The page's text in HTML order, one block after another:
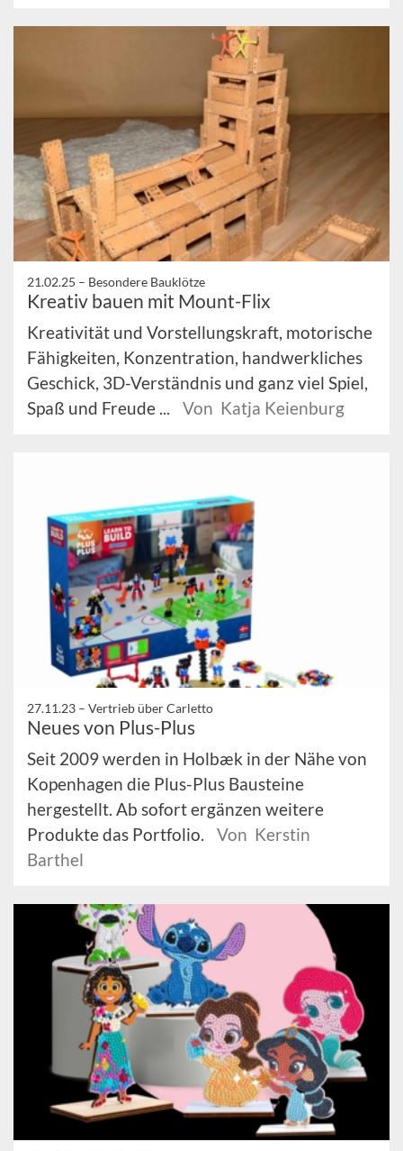
21.02.25 – Besondere Bauklötze
Kreativ bauen mit Mount-Flix
Kreativität und Vorstellungskraft, motorische
Fähigkeiten, Konzentration, handwerkliches
Geschick, 3D-Verständnis und ganz viel Spiel,
Spaß und Freude ...
Von Katja Keienburg
27.11.23 – Vertrieb über Carletto
Neues von Plus-Plus
Seit 2009 werden in Holbæk in der Nähe von
Kopenhagen die Plus-Plus Bausteine
hergestellt. Ab sofort ergänzen weitere
Produkte das Portfolio.
Von Kerstin
Barthel